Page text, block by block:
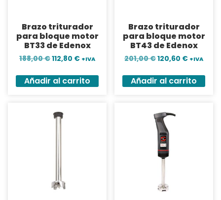
Brazo triturador
para bloque motor
BT33 de Edenox
188,00€112,80 € +IVA
Añadir al carrito
Brazo triturador
para bloque motor
BT43 de Edenox
201,00€120,60 € +IVA
Añadir al carrito